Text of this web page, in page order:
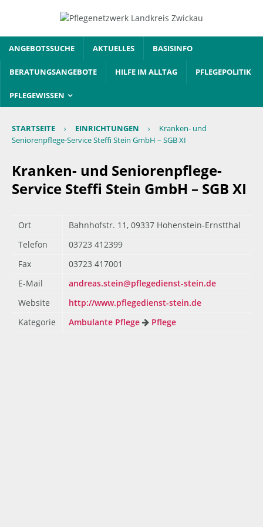
ANGEBOTSSUCHE AKTUELLES BASISINFO
BERATUNGSANGEBOTE HILFE IM ALLTAG PFLEGEPOLITIK
PFLEGEWISSEN
STARTSEITE EINRICHTUNGEN
Kranken- und
Seniorenpflege-Service Steffi Stein GmbH – SGB XI
Kranken- und Seniorenpflege-
Service Steffi Stein GmbH – SGB XI
Ort
Bahnhofstr. 11, 09337 Hohenstein-Ernstthal
Telefon
03723 412399
Fax
03723 417001
E-Mail
andreas.stein@pflegedienst-stein.de
Website
http://www.pflegedienst-stein.de
Kategorie
Ambulante Pflege Pflege